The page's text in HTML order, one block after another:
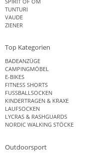
TUNTURI
VAUDE
ZIENER
Top Kategorien
BADEANZÜGE
CAMPINGMÖBEL
E-BIKES
FITNESS SHORTS
FUSSBALLSOCKEN
KINDERTRAGEN & KRAXE
LAUFSOCKEN
LYCRAS & RASHGUARDS
NORDIC WALKING STÖCKE
Outdoorsport